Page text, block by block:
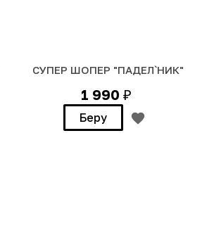
СУПЕР ШОПЕР "ПАДЕЛ`НИК"
1 990₽
Беру